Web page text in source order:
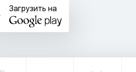
Загрузить на